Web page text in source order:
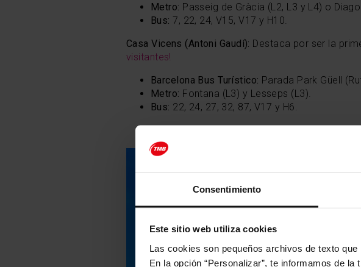
Consentimiento
Este sitio web utiliza cookies
Las cookies son pequeños archivos de texto
En la opción “Personalizar”, te informamos de
Metro: Passeig de Gràcia (L2, L3 y L4) o
Bus:7, 22, 24, V15, V17 y H10.
Casa Vicens (Antoni Gaudí): Destaca por ser la
visitantes!
Barcelona Bus Turístico: Parada Park Güell
Metro: Fontana (L3) y Lesseps (L3).
Bus: 22, 24, 27, 32, 87, V17 y H6.